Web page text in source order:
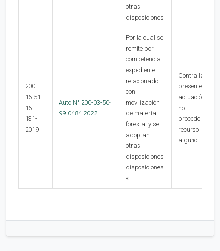
otras
disposiciones
200-
16-51-
16-
131-
2019
Auto N° 200-03-50-
99-0484-2022
Por la cual se
remite por
competencia
expediente
relacionado
con
movilización
de material
forestal y se
adoptan
otras
disposiciones
disposiciones
«
Contra la
presente
actuación
no
procede
recurso
alguno